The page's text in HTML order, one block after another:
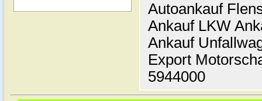
Autoankauf
Ankauf LKW
Ankauf
Export
5944000